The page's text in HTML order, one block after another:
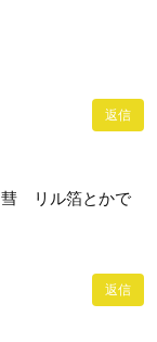
返信
リル箔とかで
返信